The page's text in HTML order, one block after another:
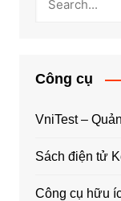
Công cụ
VniTest –
Sách điện tử
Công cụ hữu